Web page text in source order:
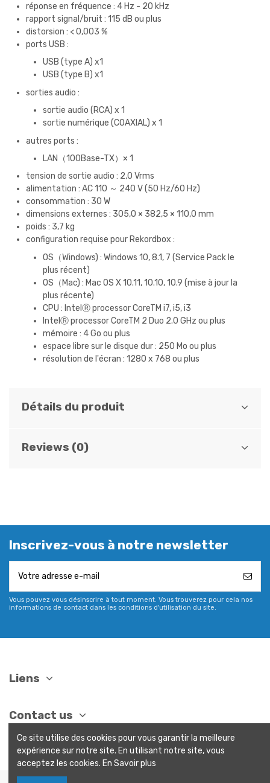
réponse en fréquence : 4 Hz - 20 kHz
rapport signal/bruit : 115 dB ou plus
distorsion : < 0,003 %
ports USB :
USB (type A) x1
USB (type B) x1
sorties audio :
sortie audio (RCA) x 1
sortie numérique (COAXIAL) x 1
autres ports :
LAN（100Base-TX）× 1
tension de sortie audio : 2,0 Vrms
alimentation : AC 110 ～ 240 V (50 Hz/60 Hz)
consommation : 30 W
dimensions externes : 305,0 × 382,5 × 110,0 mm
poids : 3,7 kg
configuration requise pour Rekordbox :
OS（Windows) : Windows 10, 8.1, 7 (Service Pack le
plus récent)
OS（Mac) : Mac OS X 10.11, 10.10, 10.9 (mise à jour la
plus récente)
CPU : IntelⓇ processor CoreTM i7, i5, i3
IntelⓇ processor CoreTM 2 Duo 2.0 GHz ou plus
mémoire : 4 Go ou plus
espace libre sur le disque dur : 250 Mo ou plus
résolution de l'écran : 1280 x 768 ou plus
Détails du produit
Reviews (0)
Inscrivez-vous à notre newsletter
Vous pouvez vous désinscrire à tout moment. Vous trouverez pour cela nos
informations de contact dans les conditions d'utilisation du site.
Liens
Contact us
Ce site utilise des cookies pour vous garantir la meilleure
expérience sur notre site. En utilisant notre site, vous
acceptez les cookies. En Savoir plus